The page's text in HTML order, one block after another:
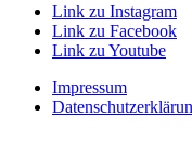
Link zu Instagram
Link zu Facebook
Link zu Youtube
Impressum